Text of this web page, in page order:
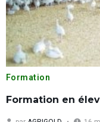
Formation
Formation en